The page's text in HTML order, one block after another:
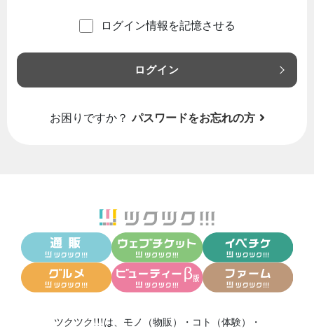
ログイン情報を記憶させる
ログイン
お困りですか？ パスワードをお忘れの方
ツクツク!!!は、 モノ（物販） ・ コト（体験）
・